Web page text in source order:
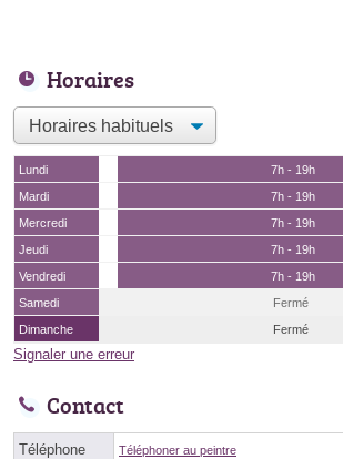
Horaires
Lundi
7h - 19h
Mardi
7h - 19h
Mercredi
7h - 19h
Jeudi
7h - 19h
Vendredi
7h - 19h
Samedi
Fermé
Dimanche
Fermé
Signaler une erreur
Contact
Téléphone Téléphoner au peintre